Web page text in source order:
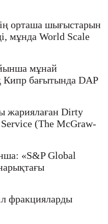
орташа шығыстарын
мұнда World Scale
мұнай
Кипр бағытында DAP
жариялаған Dirty
(The McGraw-
«S&P Global
фракцияларды